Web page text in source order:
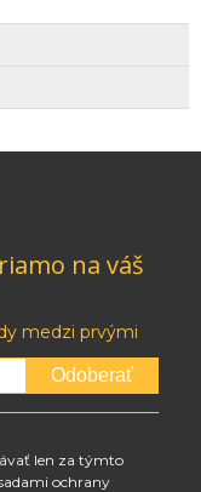
na váš
medzi prvými
Odoberať
len za týmto
ochrany